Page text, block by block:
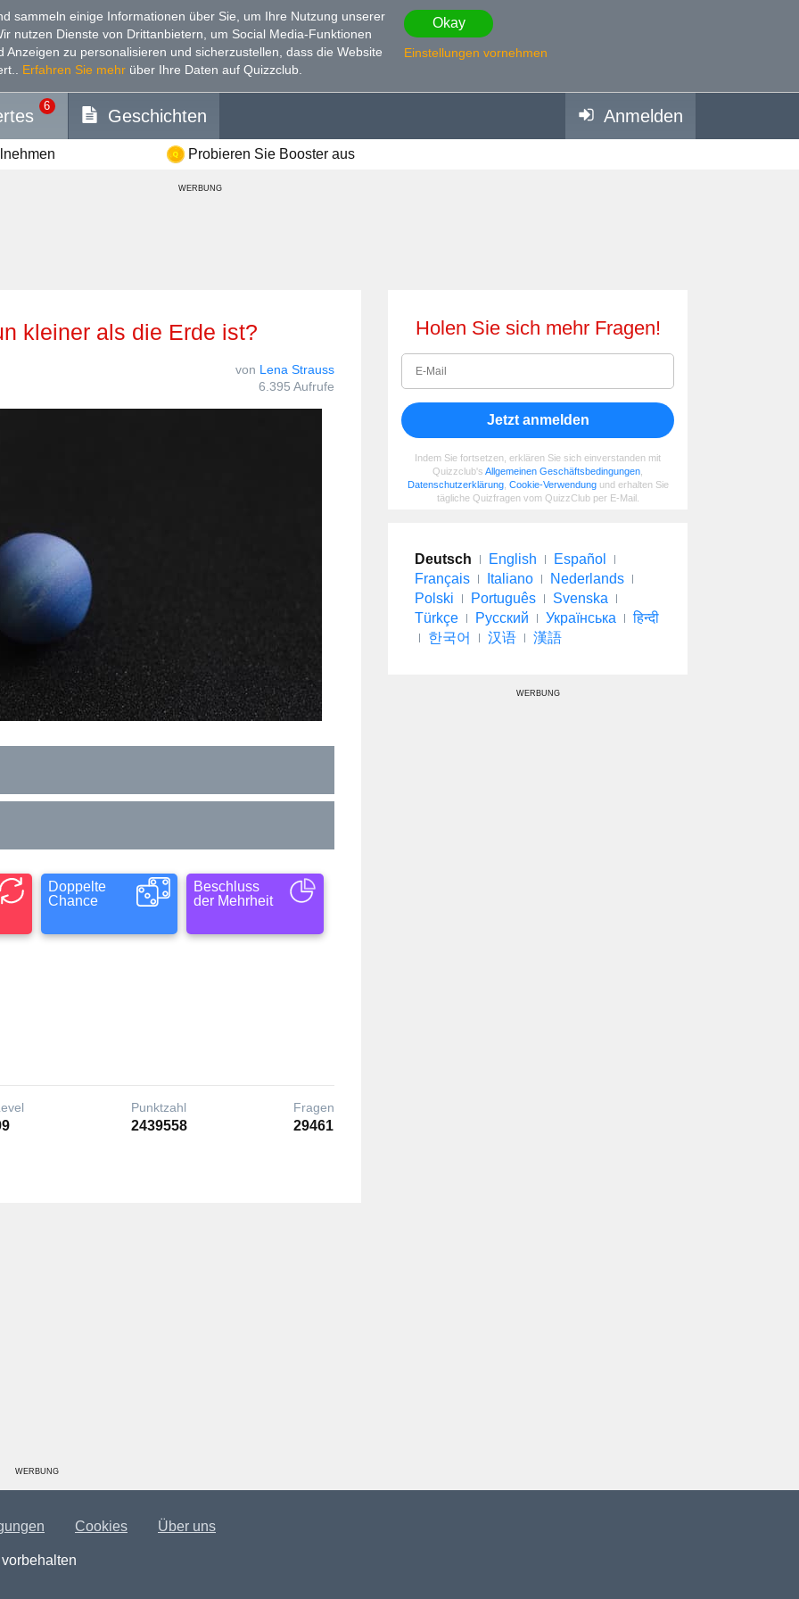
sammeln einige Informationen über Sie, um Ihre Nutzung unserer
nutzen Dienste von Drittanbietern, um Social Media-Funktionen
Anzeigen zu personalisieren und sicherzustellen, dass die Website
Erfahren Sie mehr über Ihre Daten auf Quizzclub.
Okay
Einstellungen vornehmen
6
Geschichten Anmelden
Probieren Sie Booster aus
WERBUNG
kleiner als die Erde ist?
von Lena Strauss
6.395 Aufrufe
Doppelte
Chance
Beschluss
der Mehrheit
Punktzahl
2439558
Fragen
29461
WERBUNG
Holen Sie sich mehr Fragen!
Jetzt anmelden
Indem Sie fortsetzen, erklären Sie sich einverstanden mit
Quizzclub's Allgemeinen Geschäftsbedingungen
Datenschutzerklärung, Cookie-Verwendungund erhalten Sie
tägliche Quizfragen vom QuizzClub per E-Mail.
Deutsch English
Español
Français
Italiano
Nederlands
Polski
Português
Svenska
Türkçe
Русский Українська
हिन्दी
한국어
汉语 漢語
WERBUNG
Cookies Über uns